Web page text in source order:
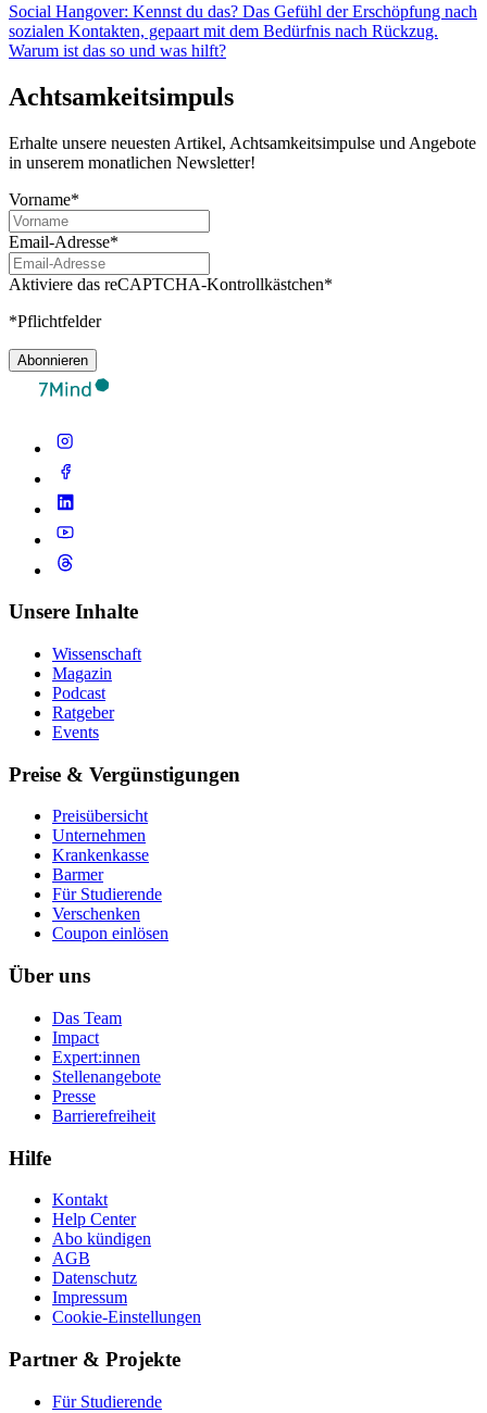
Social Hangover: Kennst du das? Das Gefühl der Erschöpfung nach
sozialen Kontakten, gepaart mit dem Bedürfnis nach Rückzug.
Warum ist das so und was hilft?
Achtsamkeitsimpuls
Erhalte unsere neuesten Artikel, Achtsamkeitsimpulse und Angebote
in unserem monatlichen Newsletter!
Vorname*
Email-Adresse*
Aktiviere das reCAPTCHA-Kontrollkästchen*
*Pflichtfelder
Abonnieren
Unsere Inhalte
Wissenschaft
Magazin
Podcast
Ratgeber
Events
Preise & Vergünstigungen
Preisübersicht
Unternehmen
Krankenkasse
Barmer
Für Studierende
Ver­schen­ken
Coupon einlösen
Über uns
Das Team
Impact
Expert:innen
Stellenangebote
Presse
Barrierefreiheit
Hilfe
Kontakt
Help Center
Abo kündigen
AGB
Datenschutz
Impressum
Cookie-Einstellungen
Partner & Projekte
Für Stu­die­rende